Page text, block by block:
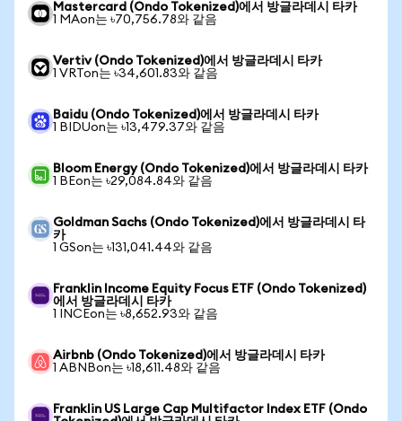
Mastercard (Ondo Tokenized)에서 방글라데시 타카
1 MAon는 ৳70,756.78와 같음
Vertiv (Ondo Tokenized)에서 방글라데시 타카
1 VRTon는 ৳34,601.83와 같음
Baidu (Ondo Tokenized)에서 방글라데시 타카
1 BIDUon는 ৳13,479.37와 같음
Bloom Energy (Ondo Tokenized)에서 방글라데시 타카
1 BEon는 ৳29,084.84와 같음
Goldman Sachs (Ondo Tokenized)에서 방글라데시 타
카
1 GSon는 ৳131,041.44와 같음
Franklin Income Equity Focus ETF (Ondo Tokenized)
에서 방글라데시 타카
1 INCEon는 ৳8,652.93와 같음
Airbnb (Ondo Tokenized)에서 방글라데시 타카
1 ABNBon는 ৳18,611.48와 같음
Franklin US Large Cap Multifactor Index ETF (Ondo